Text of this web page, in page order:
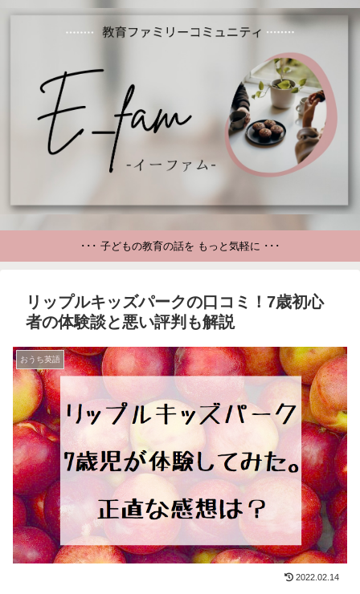
･･･ 子どもの教育の話を もっと気軽に ･･･
リップルキッズパークの口コミ！7歳初心
者の体験談と悪い評判も解説
おうち英語
2022.02.14